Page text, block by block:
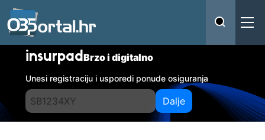
insurpadBrzo i digitalno
Unesi registraciju i usporedi ponude osiguranja
Dalje